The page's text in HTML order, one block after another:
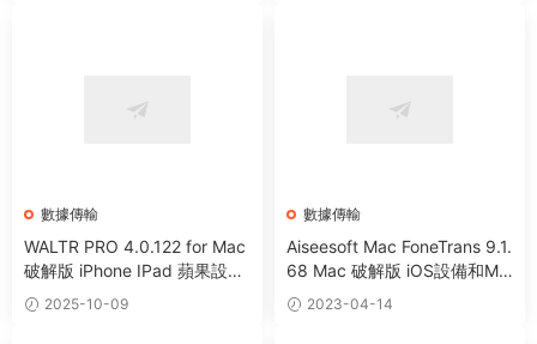
數據傳輸
WALTR PRO 4.0.122 for Mac
破解版 iPhone IPad 蘋果設備
數據傳輸工具
2025-10-09
數據傳輸
Aiseesoft Mac FoneTrans 9.1.
68 Mac 破解版 iOS設備和Ma
c數據傳輸工具
2023-04-14